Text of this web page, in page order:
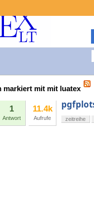
markiert mit mit luatex
1
Antwort
11.4k
Aufrufe zeitreihe